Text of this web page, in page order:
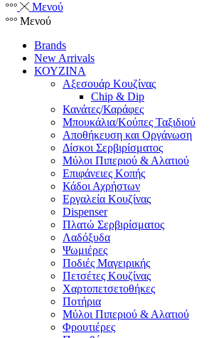
Μενού
Μενού
Brands
New Arrivals
ΚΟΥΖΙΝΑ
Αξεσουάρ Κουζίνας
Chip & Dip
Κανάτες/Καράφες
Μπουκάλια/Κούπες Ταξιδιού
Αποθήκευση και Οργάνωση
Δίσκοι Σερβιρίσματος
Μύλοι Πιπεριού & Αλατιού
Επιφάνειες Κοπής
Κάδοι Αχρήστων
Εργαλεία Κουζίνας
Dispenser
Πλατώ Σερβιρίσματος
Λαδόξυδα
Ψωμιέρες
Ποδιές Μαγειρικής
Πετσέτες Κουζίνας
Χαρτοπετσετοθήκες
Ποτήρια
Μύλοι Πιπεριού & Αλατιού
Φρουτιέρες